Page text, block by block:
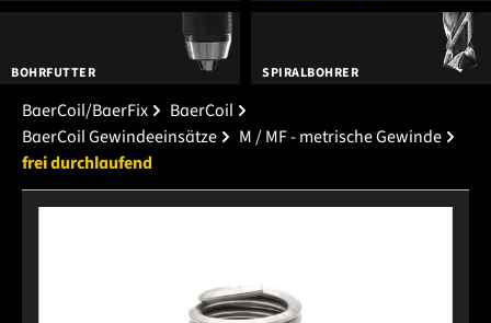
BOHRFUTTER SPIRALBOHRER
BaerCoil/BaerFix
BaerCoil
BaerCoil Gewindeeinsätze
M / MF - metrische Gewinde
frei durchlaufend